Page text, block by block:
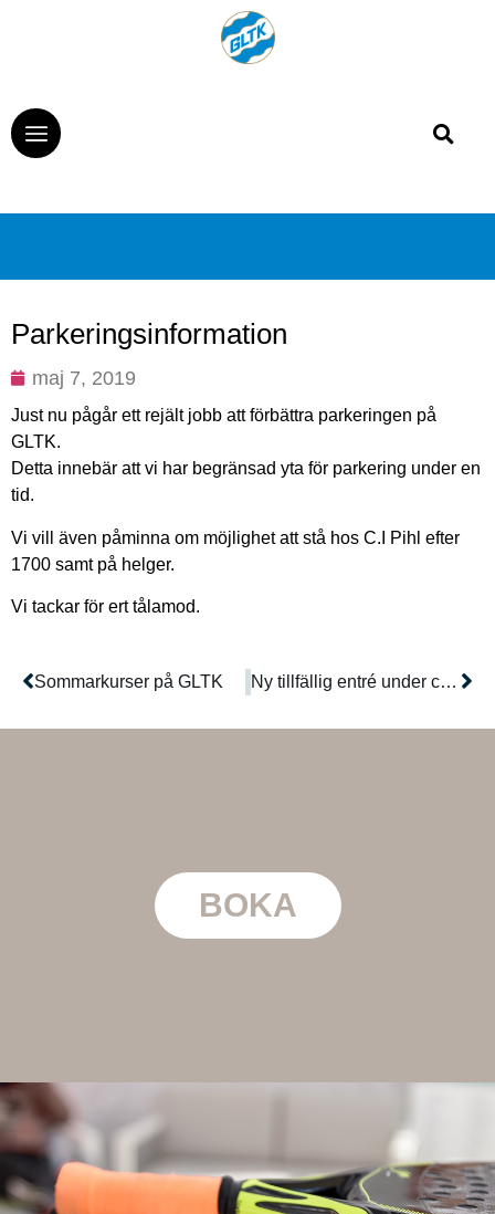
Parkeringsinformation
maj 7, 2019
Just nu pågår ett rejält jobb att förbättra parkeringen på
GLTK.
Detta innebär att vi har begränsad yta för parkering under en
tid.
Vi vill även påminna om möjlighet att stå hos C.I Pihl efter
1700 samt på helger.
Vi tackar för ert tålamod.
Sommarkurser på GLTK Ny tillfällig entré under cirka 10 dagar
BOKA